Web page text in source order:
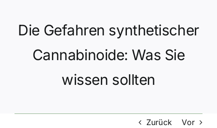
Hilfe und Kontakt
Datenschutz
Die Gefahren synthetischer
Cannabinoide: Was Sie
wissen sollten
Zurück Vor